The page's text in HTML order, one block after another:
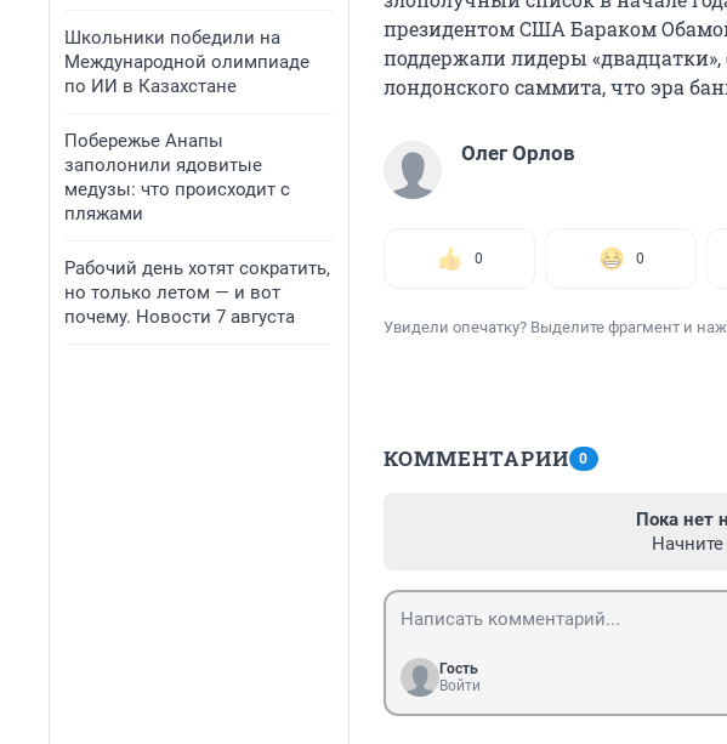
Школьники победили на
Международной олимпиаде
по ИИ в Казахстане
Побережье Анапы
заполонили ядовитые
медузы: что происходит с
пляжами
Рабочий день хотят сократить,
но только летом — и вот
почему. Новости 7 августа
президентом США Бараком
поддержали лидеры
лондонского саммита, что эра
Олег Орлов
0 0
Увидели опечатку? Выделите фрагмент и
КОММЕНТАРИИ 0
Пока нет
Гость
Войти